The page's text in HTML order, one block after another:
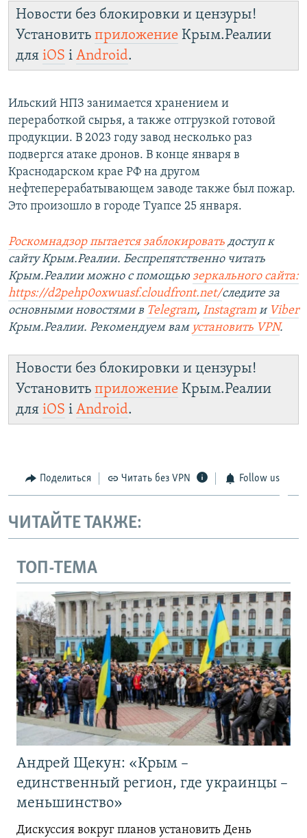
Новости без блокировки и цензуры!
Установить приложение Крым.Реалии
для iOS і Android.
Ильский НПЗ занимается хранением и
переработкой сырья, а также отгрузкой готовой
продукции. В 2023 году завод несколько раз
подвергся атаке дронов. В конце января в
Краснодарском крае РФ на другом
нефтеперерабатывающем заводе также был пожар.
Это произошло в городе Туапсе 25 января.
Роскомнадзор пытается заблокировать доступ к
сайту Крым.Реалии. Беспрепятственно читать
Крым.Реалии можно с помощью зеркального сайта:
https://d2pehp0oxwuasf.cloudfront.net/следите за
основными новостями в Telegram, Instagram и Viber
Крым.Реалии. Рекомендуем вам установить VPN.
Новости без блокировки и цензуры!
Установить приложение Крым.Реалии
для iOS і Android.
Поделиться Читать без VPN Follow us
ЧИТАЙТЕ ТАКЖЕ:
ТОП-ТЕМА
Андрей Щекун: «Крым –
единственный регион, где украинцы –
меньшинство»
Дискуссия вокруг планов установить День